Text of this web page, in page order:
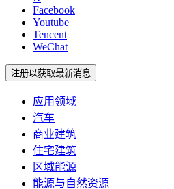
Facebook
Youtube
Tencent
WeChat
注册以获取最新消息
应用领域
汽车
商业建筑
住宅建筑
区域能源
能源与自然资源